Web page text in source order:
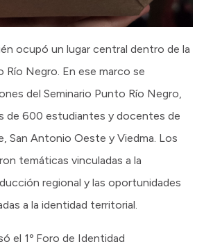
ocupó un lugar central dentro de la
Negro. En ese marco se
del Seminario Punto Río Negro,
de 600 estudiantes y docentes de
San Antonio Oeste y Viedma. Los
temáticas vinculadas a la
regional y las oportunidades
a la identidad territorial.
el 1º Foro de Identidad